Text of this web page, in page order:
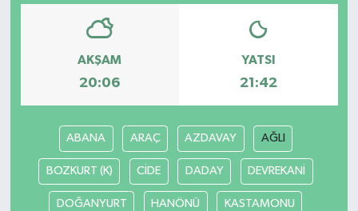
AKŞAM
20:06
YATSI
21:42
ABANA ARAÇ AZDAVAY AĞLI
BOZKURT (K) CİDE DADAY DEVREKANİ
DOĞANYURT HANÖNÜ KASTAMONU